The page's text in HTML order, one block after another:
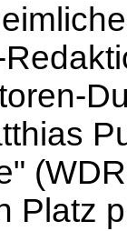
Platz